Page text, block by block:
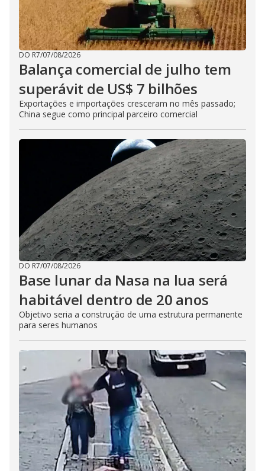
DO R7/07/08/2026
Balança comercial de julho tem
superávit de US$ 7 bilhões
Exportações e importações cresceram no mês passado;
China segue como principal parceiro comercial
DO R7/07/08/2026
Base lunar da Nasa na lua será
habitável dentro de 20 anos
Objetivo seria a construção de uma estrutura permanente
para seres humanos